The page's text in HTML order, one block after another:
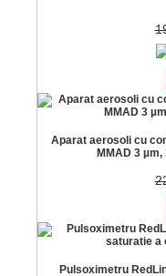
Aparat aerosoli cu
MMAD 3
Pulsoximetru